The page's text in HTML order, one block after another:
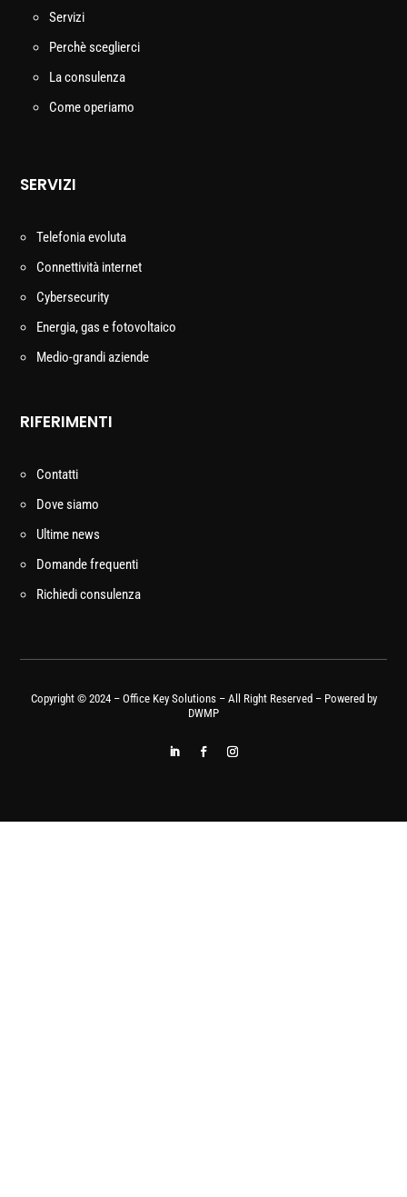
Servizi
Perchè sceglierci
La consulenza
Come operiamo
SERVIZI
Telefonia evoluta
Connettività internet
Cybersecurity
Energia, gas e fotovoltaico
Medio-grandi aziende
RIFERIMENTI
Contatti
Dove siamo
Ultime news
Domande frequenti
Richiedi consulenza
Copyright © 2024 – Office Key Solutions – All Right Reserved – Powered by
DWMP